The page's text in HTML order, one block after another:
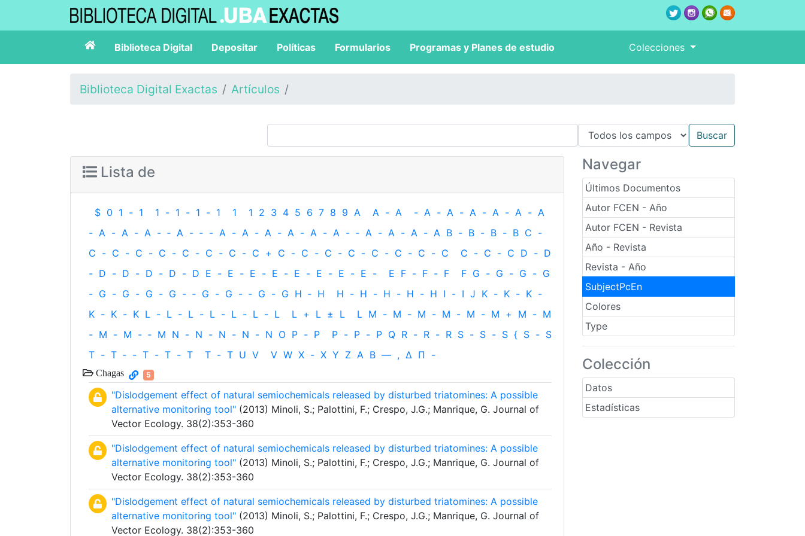
Biblioteca Digital Depositar Políticas Formularios Programas y Planes de estudio Colecciones
Biblioteca Digital Exactas Artículos
Navegar
Últimos Documentos
Autor FCEN - Año
Autor FCEN - Revista
Año - Revista
Revista - Año
SubjectPcEn
Colores
Type
Colección
Datos
Estadísticas
Lista de
$ 0 1 - 1 1 - 1 - 1 - 1 1 1 2 3 4 5 6 7 8 9 A A - A - A - A - A - A - A - A
- A - A - A - ‐ A - ‐ - A - A - A - A - A - A - ‐ A - A - A - A B - B - B - B C -
C - C - C - C - C - C - C - C + C - C - C - C - C - C - C - C C - C - C D - D
- D - D - D - D - D E - E - E - E - E - E - E - E - E F - F - F F G - G - G - G
- G - G - G - G - ‐ G - G - ‐ G - G H ‐ H H - H - H - H - H I - I J K - K - K -
K - K - K L - L - L - L - L - L - L L + L ± L L M - M - M - M - M - M + M - M
- M - M - ‐ M N - N - N - N - N O P - P P - P - P Q R - R - R S - S - S { S - S
T - T ‐ - T - T - T T - T U V V W X - X Y Z Α Β — , Δ Π -
Chagas 5
"Dislodgement effect of natural semiochemicals released by disturbed triatomines: A possible
alternative monitoring tool" (2013) Minoli, S.; Palottini, F.; Crespo, J.G.; Manrique, G. Journal of
Vector Ecology. 38(2):353-360
"Dislodgement effect of natural semiochemicals released by disturbed triatomines: A possible
alternative monitoring tool" (2013) Minoli, S.; Palottini, F.; Crespo, J.G.; Manrique, G. Journal of
Vector Ecology. 38(2):353-360
"Dislodgement effect of natural semiochemicals released by disturbed triatomines: A possible
alternative monitoring tool" (2013) Minoli, S.; Palottini, F.; Crespo, J.G.; Manrique, G. Journal of
Vector Ecology. 38(2):353-360